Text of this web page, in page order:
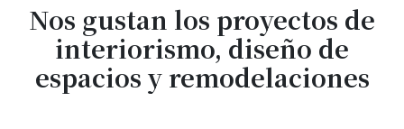
Nos gustan los proyectos de
interiorismo, diseño de
espacios y remodelaciones